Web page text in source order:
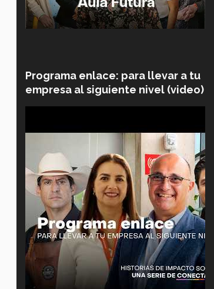
Programa enlace: para llevar a tu
empresa al siguiente nivel (video)